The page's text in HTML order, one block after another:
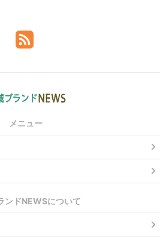
メニュー
ンドNEWSについて